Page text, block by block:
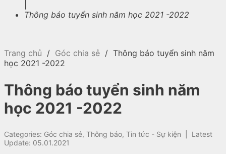
Thông báo tuyển sinh năm học 2021 -2022
Trang chủ / Góc chia sẻ / Thông báo tuyển sinh năm
học 2021 -2022
Thông báo tuyển sinh năm
học 2021 -2022
Categories: Góc chia sẻ, Thông báo, Tin tức - Sự kiện
Latest
Update: 05.01.2021